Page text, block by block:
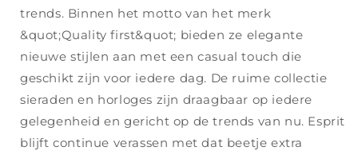
trends. Binnen het motto van het merk
&quot;Quality first&quot; bieden ze elegante
nieuwe stijlen aan met een casual touch die
geschikt zijn voor iedere dag. De ruime collectie
sieraden en horloges zijn draagbaar op iedere
gelegenheid en gericht op de trends van nu. Esprit
blijft continue verassen met dat beetje extra